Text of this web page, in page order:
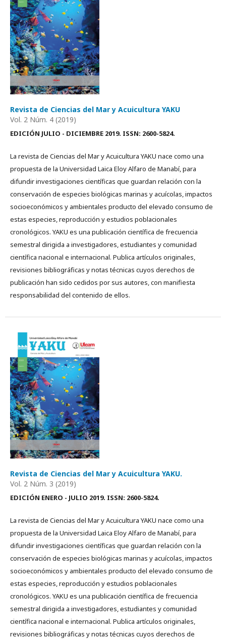
Revista de Ciencias del Mar y Acuicultura YAKU
Vol. 2 Núm. 4 (2019)
EDICIÓN JULIO - DICIEMBRE 2019. ISSN: 2600-5824.
La revista de Ciencias del Mar y Acuicultura YAKU nace como una
propuesta de la Universidad Laica Eloy Alfaro de Manabí, para
difundir investigaciones científicas que guardan relación con la
conservación de especies biológicas marinas y acuícolas, impactos
socioeconómicos y ambientales producto del elevado consumo de
estas especies, reproducción y estudios poblacionales
cronológicos. YAKU es una publicación científica de frecuencia
semestral dirigida a investigadores, estudiantes y comunidad
científica nacional e internacional. Publica artículos originales,
revisiones bibliográficas y notas técnicas cuyos derechos de
publicación han sido cedidos por sus autores, con manifiesta
responsabilidad del contenido de ellos.
Revista de Ciencias del Mar y Acuicultura YAKU.
Vol. 2 Núm. 3 (2019)
EDICIÓN ENERO - JULIO 2019. ISSN: 2600-5824.
La revista de Ciencias del Mar y Acuicultura YAKU nace como una
propuesta de la Universidad Laica Eloy Alfaro de Manabí, para
difundir investigaciones científicas que guardan relación con la
conservación de especies biológicas marinas y acuícolas, impactos
socioeconómicos y ambientales producto del elevado consumo de
estas especies, reproducción y estudios poblacionales
cronológicos. YAKU es una publicación científica de frecuencia
semestral dirigida a investigadores, estudiantes y comunidad
científica nacional e internacional. Publica artículos originales,
revisiones bibliográficas y notas técnicas cuyos derechos de